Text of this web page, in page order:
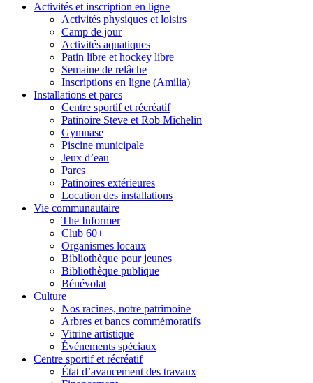
Activités et inscription en ligne
Activités physiques et loisirs
Camp de jour
Activités aquatiques
Patin libre et hockey libre
Semaine de relâche
Inscriptions en ligne (Amilia)
Installations et parcs
Centre sportif et récréatif
Patinoire Steve et Rob Michelin
Gymnase
Piscine municipale
Jeux d’eau
Parcs
Patinoires extérieures
Location des installations
Vie communautaire
The Informer
Club 60+
Organismes locaux
Bibliothèque pour jeunes
Bibliothèque publique
Bénévolat
Culture
Nos racines, notre patrimoine
Arbres et bancs commémoratifs
Vitrine artistique
Événements spéciaux
Centre sportif et récréatif
État d’avancement des travaux